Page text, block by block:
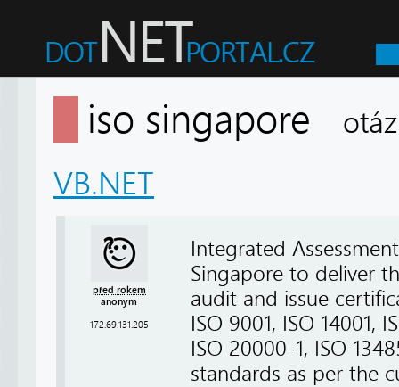
iso singapore
VB.NET
před rokem
anonym
172.69.131.205
Integrated
Singapore to deliver
audit and issue
ISO 9001, ISO 14001,
ISO 20000-1, ISO
standards as per the